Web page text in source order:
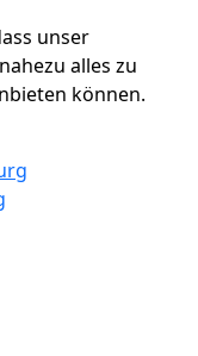
unser
alles zu
können.